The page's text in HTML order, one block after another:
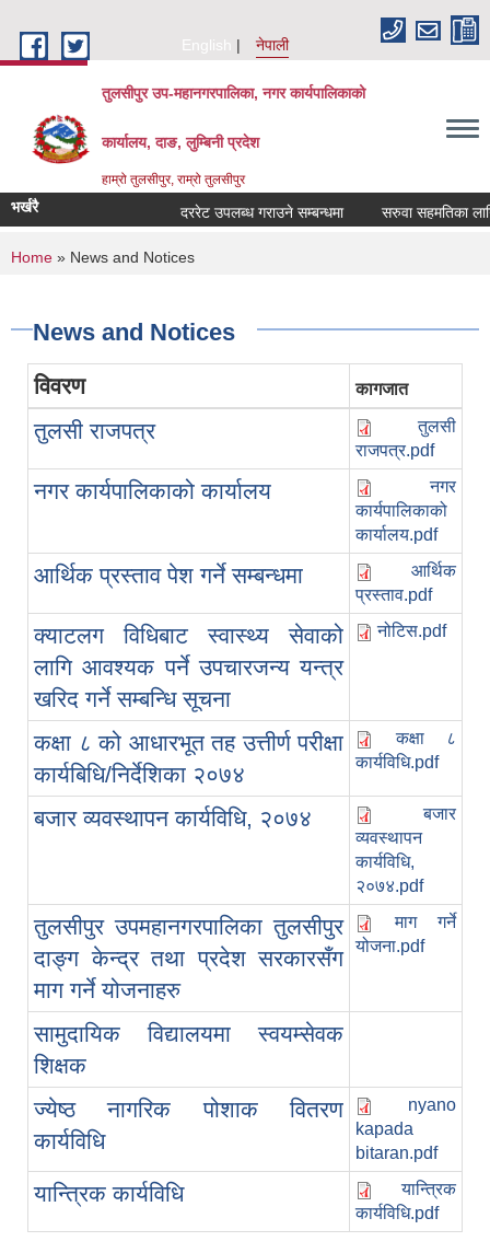
English
नेपाली
तुलसीपुर उप-महानगरपालिका, नगर कार्यपालिकाको
कार्यालय, दाङ, लुम्बिनी प्रदेश
हाम्रो तुलसीपुर, राम्रो तुलसीपुर
भर्खरै दररेट उपलब्ध गराउने सम्बन्धमा सरुवा सहमतिका
You are here
Home » News and Notices
News and Notices
विवरण कागजात
तुलसी राजपत्र
तुलसी
राजपत्र.pdf
नगर कार्यपालिकाको कार्यालय
नगर
कार्यपालिकाको
कार्यालय.pdf
आर्थिक प्रस्ताव पेश गर्ने सम्बन्धमा
आर्थिक
प्रस्ताव.pdf
क्याटलग विधिबाट स्वास्थ्य सेवाको
लागि आवश्यक पर्ने उपचारजन्य यन्त्र
खरिद गर्ने सम्बन्धि सूचना
नोटिस.pdf
कक्षा ८ को आधारभूत तह उत्तीर्ण परीक्षा
कार्यबिधि/निर्देशिका २०७४
कक्षा ८
कार्यविधि.pdf
बजार व्यवस्थापन कार्यविधि, २०७४
बजार
व्यवस्थापन
कार्यविधि,
२०७४.pdf
तुलसीपुर उपमहानगरपालिका तुलसीपुर
दाङ्ग केन्द्र तथा प्रदेश सरकारसँग
माग गर्ने योजनाहरु
माग गर्ने
योजना.pdf
सामुदायिक विद्यालयमा स्वयम्सेवक
शिक्षक
ज्येष्ठ नागरिक पोशाक वितरण
कार्यविधि
nyano
kapada
bitaran.pdf
यान्त्रिक कार्यविधि
यान्त्रिक
कार्यविधि.pdf